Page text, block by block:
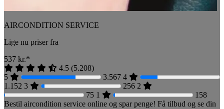
AIRCONDITION SERVICE
Lige nu priser fra
537 kr.*
4.5 (5.208)
5
3.567 4
1.152 3 256 2
75 1
158
Bestil aircondition service online og spar penge! Få tilbud og se din